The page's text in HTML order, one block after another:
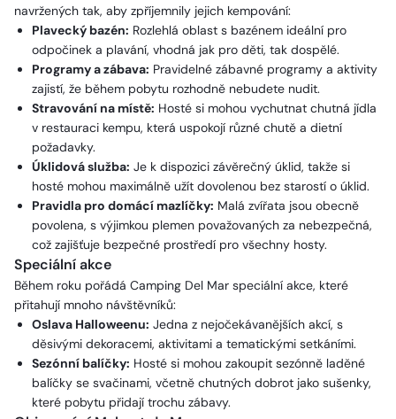
navržených tak, aby zpříjemnily jejich kempování:
Plavecký bazén: Rozlehlá oblast s bazénem ideální pro
odpočinek a plavání, vhodná jak pro děti, tak dospělé.
Programy a zábava: Pravidelné zábavné programy a aktivity
zajistí, že během pobytu rozhodně nebudete nudit.
Stravování na místě: Hosté si mohou vychutnat chutná jídla
v restauraci kempu, která uspokojí různé chutě a dietní
požadavky.
Úklidová služba: Je k dispozici závěrečný úklid, takže si
hosté mohou maximálně užít dovolenou bez starostí o úklid.
Pravidla pro domácí mazlíčky: Malá zvířata jsou obecně
povolena, s výjimkou plemen považovaných za nebezpečná,
což zajišťuje bezpečné prostředí pro všechny hosty.
Speciální akce
Během roku pořádá Camping Del Mar speciální akce, které
přitahují mnoho návštěvníků:
Oslava Halloweenu: Jedna z nejočekávanějších akcí, s
děsivými dekoracemi, aktivitami a tematickými setkáními.
Sezónní balíčky: Hosté si mohou zakoupit sezónně laděné
balíčky se svačinami, včetně chutných dobrot jako sušenky,
které pobytu přidají trochu zábavy.